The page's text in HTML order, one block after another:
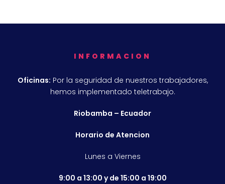
INFORMACION
Oficinas: Por la seguridad de nuestros trabajadores,
hemos implementado teletrabajo.
Riobamba – Ecuador
Horario de Atencion
Lunes a Viernes
9:00 a 13:00 y de 15:00 a 19:00